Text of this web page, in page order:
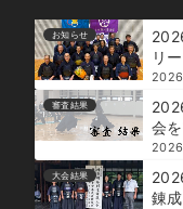
お知らせ
リ
審査結果
会
大会結果
錬